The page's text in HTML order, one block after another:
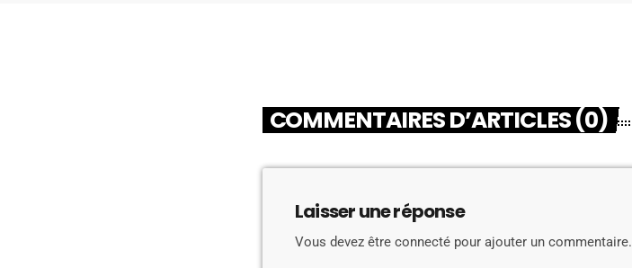
COMMENTAIRES D’ARTICLES (0)
Laisser une réponse
Vous devez être connecté pour ajouter un commentaire.